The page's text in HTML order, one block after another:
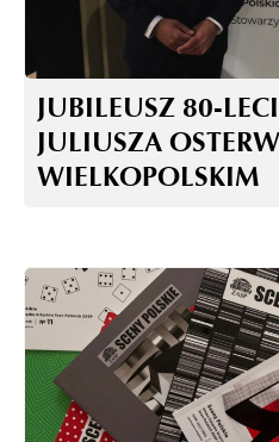
JUBILEUSZ 80-
JULIUSZA
WIELKOPOLSKIM